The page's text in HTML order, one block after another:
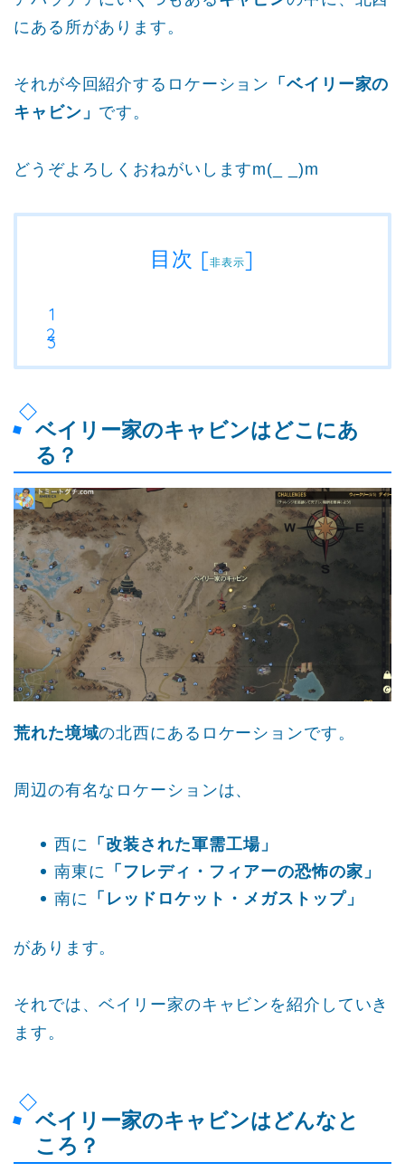
にある所があります。
それが今回紹介するロケーション 「ベイリー家の
キャビン」 です。
どうぞよろしくおねがいしますm(_ _)m
目次 [非表示]
ベイリー家のキャビンはどこにあ
る？
荒れた境域の北西にあるロケーションです。
周辺の有名なロケーションは、
西に
「改装された軍需工場」
南東に 「フレディ・フィアーの恐怖の家」
南に 「レッドロケット・メガストップ」
があります。
それでは、ベイリー家のキャビンを紹介していき
ます。
ベイリー家のキャビンはどんなと
ころ？